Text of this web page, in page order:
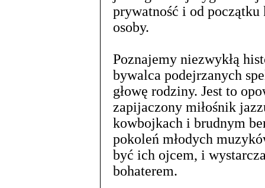
prywatność i od
osoby.
Poznajemy niezwykłą
bywalca podejrzanych
głowę rodziny. Jest to
zapijaczony miłośnik
kowbojkach i brudnym
pokoleń młodych
być ich ojcem, i
bohaterem.